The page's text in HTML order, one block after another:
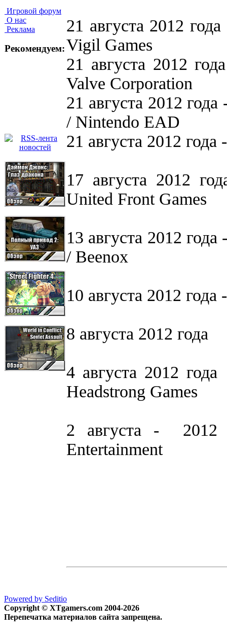
Игровой форум
О нас
Реклама
Рекомендуем:
21 августа 2012
Vigil Games
21 августа 2012
Valve Corporation
21 августа 2012
/ Nintendo EAD
21 августа 2012
17 августа 2012
United Front Games
13 августа 2012
/ Beenox
10 августа 2012
8 августа 2012
4 августа 2012
Headstrong Games
2 августа -
Entertainment
Powered by Seditio
Copyright © XTgamers.com 2004-2026
Перепечатка материалов сайта запрещена.